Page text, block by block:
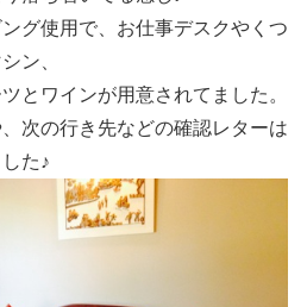
グ使用で、お仕事デスクやくつ
ン、
とワインが用意されてました。
次の行き先などの確認レターは
た♪